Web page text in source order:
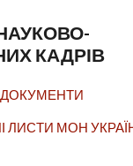
КАДРІВ
ЛИСТИ МОН